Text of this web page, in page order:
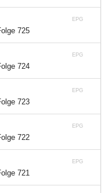
EPG
725
EPG
724
EPG
723
EPG
722
EPG
721